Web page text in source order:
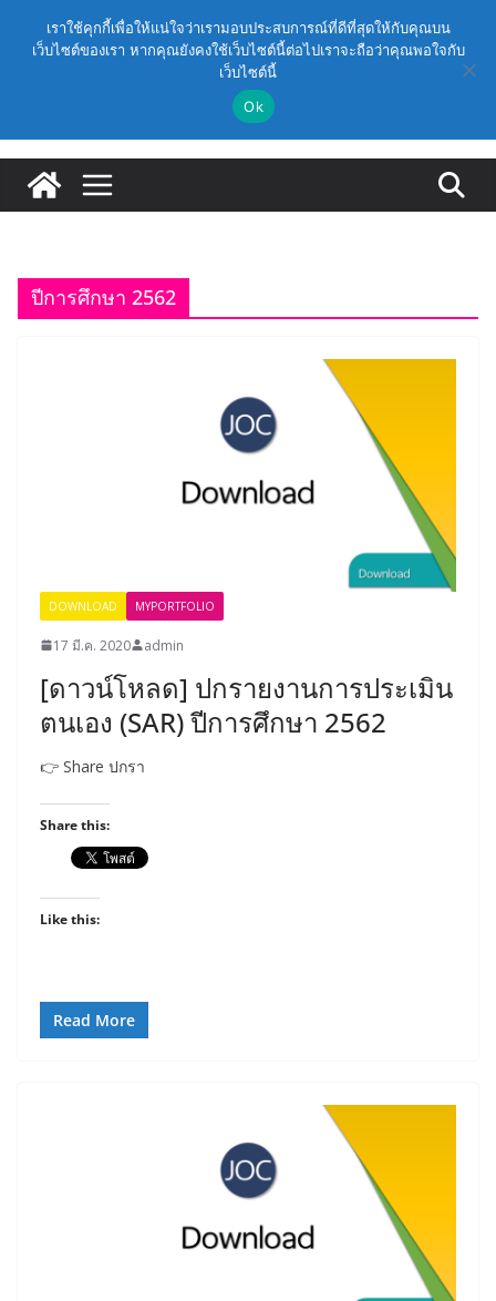
วันเสาร์, สิงหาคม 8, 2026
Latest: (สพฐ.) โครงการอบรมเชิงปฏิบัติการหลักสูตรการดำเนิน
การประกันคุณภาพภายในสถานศึกษา ด้วยปัญญาประดิษฐ์
(AI) ในรูปแบบออนไลน์
ก.ค.ศ. เห็นชอบ รายละเอียดการดำเนินการคัดเลือกบุคคล
สถานศึกษา และผู้อำนวยการสถานศึกษา สังกัดสำนักงาน
คณะกรรมการการศึกษาขั้นพื้นฐาน ปี 2569 ตามหลัก
เกณฑ์ ว 12/2568
สถานศึกษาและผู้อำนวยการสถานศึกษา สังกัดกระทรวง
ศึกษาธิการ
ก.ค.ศ. อนุมัติให้ข้าราชการครูและบุคลากรทางการศึกษามี
(สพฐ.) โมดูลที่ 1 : การประกันคุณภาพภายในสถานศึกษา
และการประยุกต์ใช้ปัญญาประดิษฐ์ (AI)
ปีการศึกษา 2562
DOWNLOAD MYPORTFOLIO
17 มี.ค. 2020 admin
[ดาวน์โหลด] ปกรายงานการประเมิน
ตนเอง (SAR) ปีการศึกษา 2562
👉 Share ปกรา
Share this:
Like this:
Read More
เราใช้คุกกี้เพื่อให้แน่ใจว่าเรามอบประสบการณ์ที่ดีที่สุดให้กับคุณบน
เว็บไซต์ของเรา หากคุณยังคงใช้เว็บไซต์นี้ต่อไปเราจะถือว่าคุณพอใจกับ
เว็บไซต์นี้
Ok